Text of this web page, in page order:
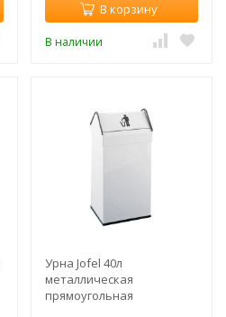
В корзину
В наличии
Урна Jofel 40л
металлическая
прямоугольная